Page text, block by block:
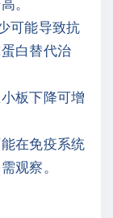
可能导致抗
白替代治
板下降可增
在免疫系统
观察。